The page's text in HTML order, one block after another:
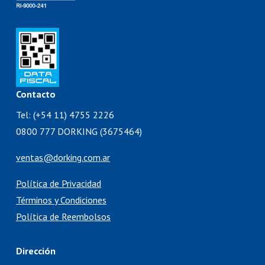
Contacto
Tel: (+54 11) 4755 2226
0800 777 DORKING (3675464)
ventas@dorking.com.ar
Política de Privacidad
Términos y Condiciones
Política de Reembolsos
Dirección